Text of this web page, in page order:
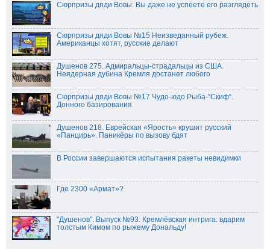
Сюрпризы дяди Вовы: Вы даже не успеете его разглядеть
Сюрпризы дяди Вовы №15 Неизведанный рубеж.
Американцы хотят, русские делают
Душенов 275. Адмиральцы-страдальцы из США.
Неядерная дубина Кремля достанет любого
Сюрпризы дяди Вовы №17 Чудо-юдо Рыба-“Скиф“.
Донного базирования
Душенов 218. Еврейская «Ярость» крушит русский
«Панцирь». Паникёры по вызову бдят
В России завершаются испытания ракеты невидимки
Где 2300 «Армат»?
"Душенов". Выпуск №93. Кремлёвская интрига: вдарим
толстым Кимом по рыжему Дональду!